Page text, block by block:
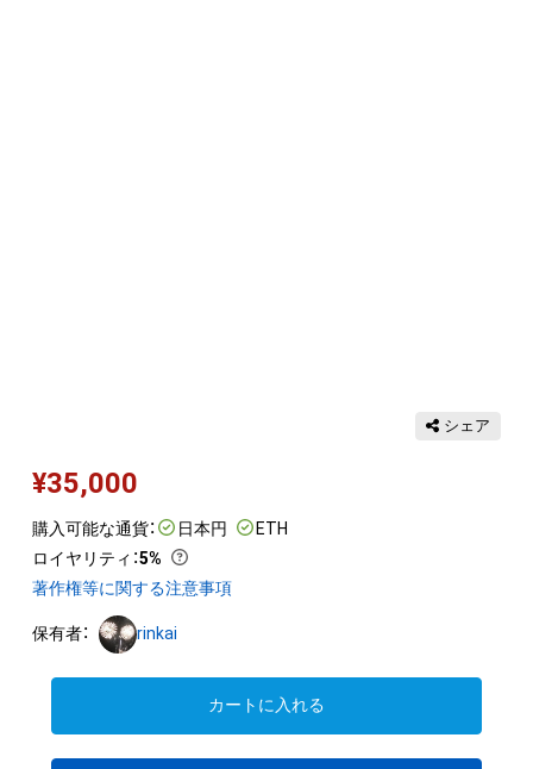
シェア
¥35,000
購入可能な通貨： 日本円
ETH
ロイヤリティ ：5%
著作権等に関する注意事項
保有者： rinkai
カートに入れる